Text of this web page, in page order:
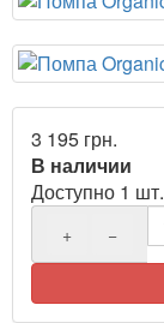
3 195 грн.
В наличии
Доступно 1 шт.
+ −